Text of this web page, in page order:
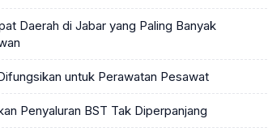
Daerah di Jabar yang Paling Banyak
untuk Perawatan Pesawat
Penyaluran BST Tak Diperpanjang